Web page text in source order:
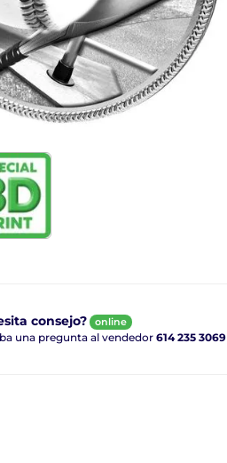
consejo? online
una pregunta al vendedor 614 235 3069